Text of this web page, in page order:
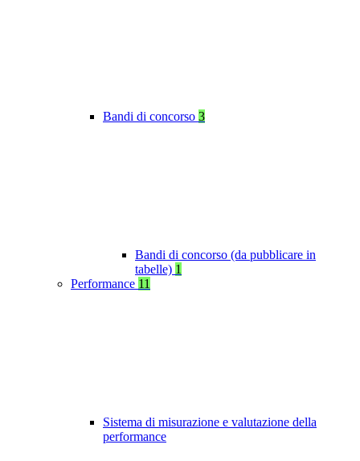
Bandi di concorso 3
Bandi di concorso (da pubblicare in
tabelle) 1
Performance 11
Sistema di misurazione e valutazione della
performance